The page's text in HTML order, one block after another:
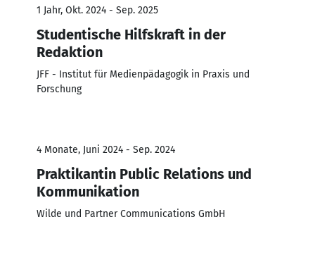
1 Jahr, Okt. 2024 - Sep. 2025
Studentische Hilfskraft in der
Redaktion
JFF - Institut für Medienpädagogik in Praxis und
Forschung
4 Monate, Juni 2024 - Sep. 2024
Praktikantin Public Relations und
Kommunikation
Wilde und Partner Communications GmbH